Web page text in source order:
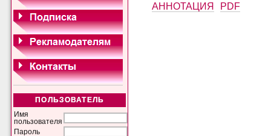
ПОЛЬЗОВАТЕЛЬ
Имя
пользователя
Пароль
АННОТАЦИЯ PDF